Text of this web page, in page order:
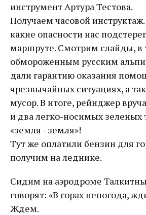
инструмент Артура Тестова.
Получаем часовой
какие опасности нас
маршруте. Смотрим слайды, в
обмороженным русским
дали гарантию оказания
чрезвычайных ситуациях, а
мусор. В итоге, рейнджер
и два легко-носимых зеленых
«земля - земля»!
Тут же оплатили бензин для
получим на леднике.
Сидим на аэродроме
говорят: «В горах непогода,
Ждем.